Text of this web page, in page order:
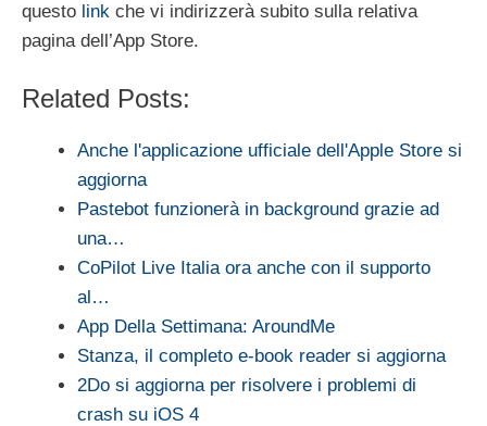
questo link che vi indirizzerà subito sulla relativa
pagina dell’App Store.
Related Posts:
Anche l'applicazione ufficiale dell'Apple Store si
aggiorna
Pastebot funzionerà in background grazie ad
una…
CoPilot Live Italia ora anche con il supporto
al…
App Della Settimana: AroundMe
Stanza, il completo e-book reader si aggiorna
2Do si aggiorna per risolvere i problemi di
crash su iOS 4